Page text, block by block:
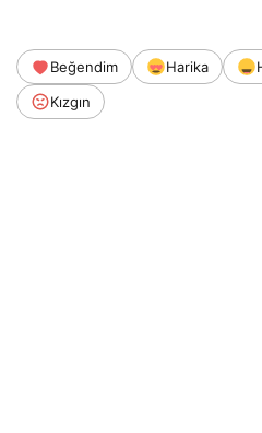
Beğendim Harika
Kızgın